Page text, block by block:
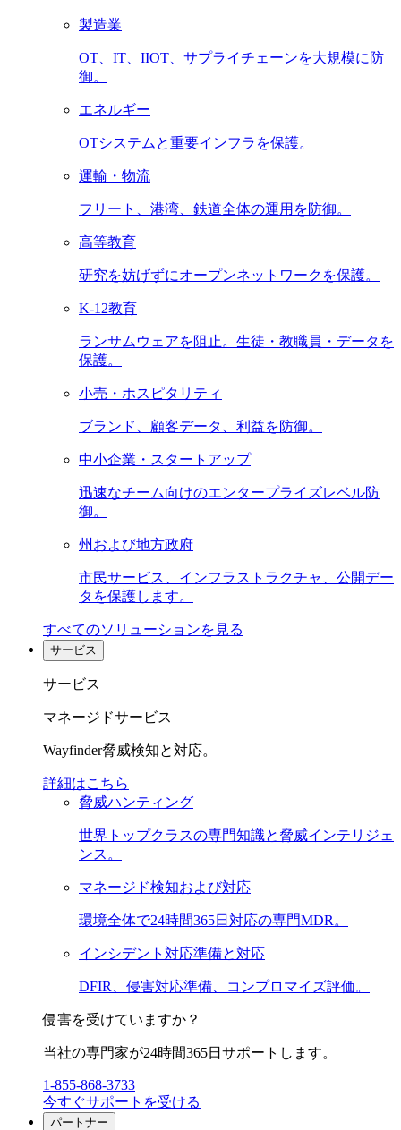
製造業
OT、IT、IIOT、サプライチェーンを大規模に防
御。
エネルギー
OTシステムと重要インフラを保護。
運輸・物流
フリート、港湾、鉄道全体の運用を防御。
高等教育
研究を妨げずにオープンネットワークを保護。
K-12教育
ランサムウェアを阻止。生徒・教職員・データを
保護。
小売・ホスピタリティ
ブランド、顧客データ、利益を防御。
中小企業・スタートアップ
迅速なチーム向けのエンタープライズレベル防
御。
州および地方政府
市民サービス、インフラストラクチャ、公開デー
タを保護します。
すべてのソリューションを見る
サービス
サービス
マネージドサービス
Wayfinder脅威検知と対応。
詳細はこちら
脅威ハンティング
世界トップクラスの専門知識と脅威インテリジェ
ンス。
マネージド検知および対応
環境全体で24時間365日対応の専門MDR。
インシデント対応準備と対応
DFIR、侵害対応準備、コンプロマイズ評価。
侵害を受けていますか？
当社の専門家が24時間365日サポートします。
1-855-868-3733
今すぐサポートを受ける
パートナー